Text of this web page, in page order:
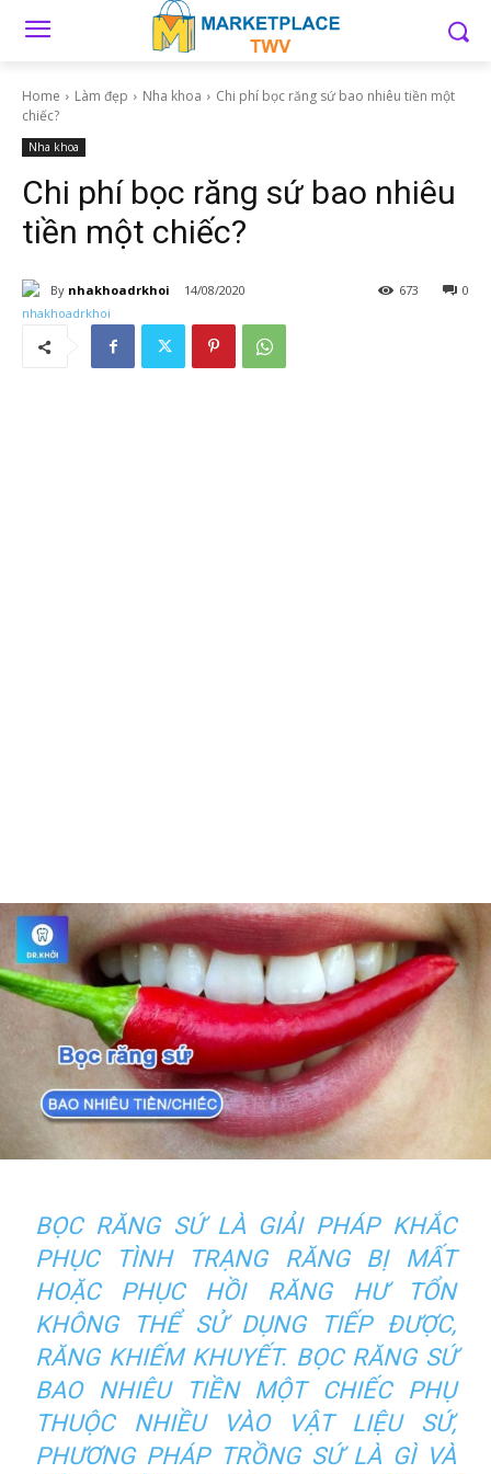
Home Làm đẹp Nha khoa
Chi phí bọc răng sứ bao nhiêu tiền một
chiếc?
Nha khoa
Chi phí bọc răng sứ bao nhiêu
tiền một chiếc?
By nhakhoadrkhoi 14/08/2020 0
673
BỌC RĂNG SỨ LÀ GIẢI PHÁP KHẮC
PHỤC TÌNH TRẠNG RĂNG BỊ MẤT
HOẶC PHỤC HỒI RĂNG HƯ TỔN
KHÔNG THỂ SỬ DỤNG TIẾP ĐƯỢC,
RĂNG KHIẾM KHUYẾT. BỌC RĂNG SỨ
BAO NHIÊU TIỀN MỘT CHIẾC PHỤ
THUỘC NHIỀU VÀO VẬT LIỆU SỨ,
PHƯƠNG PHÁP TRỒNG SỨ LÀ GÌ VÀ